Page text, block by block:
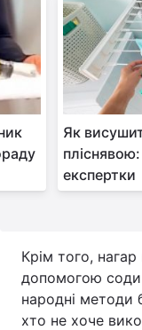
Як
експертки
Крім того,
допомогою соди
народні методи
хто не хоче